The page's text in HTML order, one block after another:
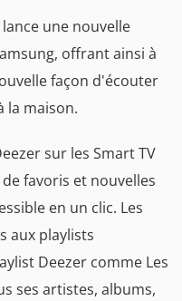
une nouvelle
offrant ainsi à
façon d'écouter
la maison.
sur les Smart TV
favoris et nouvelles
en un clic. Les
aux playlists
Deezer comme Les
ses artistes, albums,